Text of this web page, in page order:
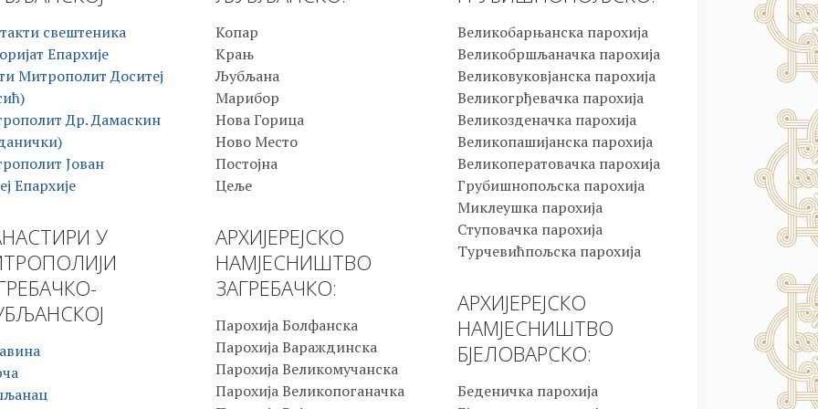
свештеника
Епархије
Митрополит Доситеј
Др. Дамаскин
Јован
Епархије
У
Копар
Крањ
Љубљана
Марибор
Нова Горица
Ново Место
Постојна
Цеље
АРХИЈЕРЕЈСКО
НАМЈЕСНИШТВО
ЗАГРЕБАЧКО:
Парохија Болфанска
Парохија Вараждинска
Парохија Великомучанска
Парохија Великопоганачка
Великобарњанска парохија
Великобршљаначка парохија
Великовуковјанска парохија
Великогрђевачка парохија
Великозденачка парохија
Великопашијанска парохија
Великоператовачка парохија
Грубишнопољска парохија
Миклеушка парохија
Ступовачка парохија
Турчевићпољска парохија
АРХИЈЕРЕЈСКО
НАМЈЕСНИШТВО
БЈЕЛОВАРСКО:
Беденичка парохија